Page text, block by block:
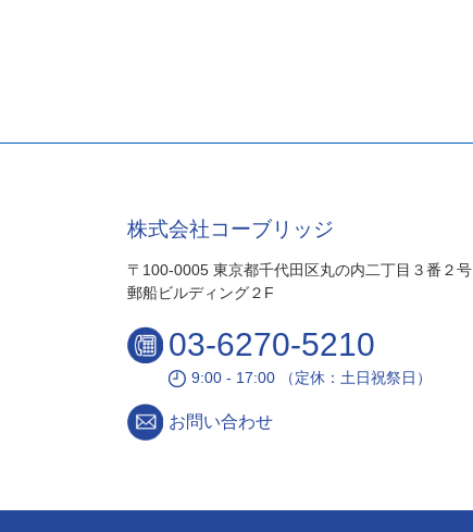
株式会社コーブリッジ
〒100-0005 東京都千代田区丸の内二丁目３番２号
郵船ビルディング２F
03-6270-5210
9:00 - 17:00 （定休：土日祝祭日）
お問い合わせ